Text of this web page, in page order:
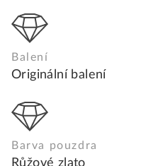
Balení
Originální balení
Barva pouzdra
Růžové zlato